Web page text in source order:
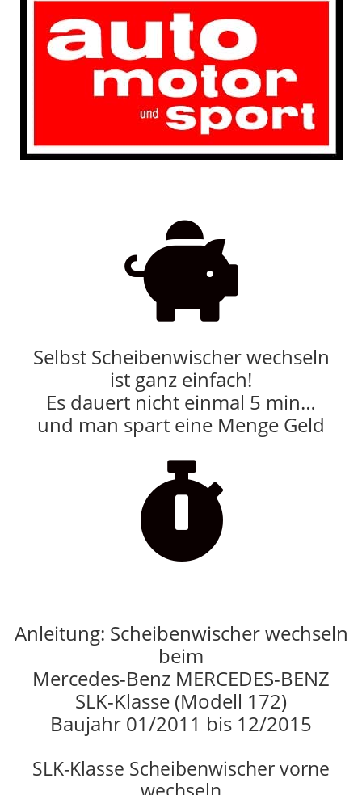

Selbst Scheibenwischer wechseln
ist ganz einfach!
Es dauert nicht einmal 5 min…
und man spart eine Menge Geld

Anleitung: Scheibenwischer wechseln
beim
Mercedes-Benz MERCEDES-BENZ
SLK-Klasse (Modell 172)
Baujahr 01/2011 bis 12/2015
SLK-Klasse Scheibenwischer vorne